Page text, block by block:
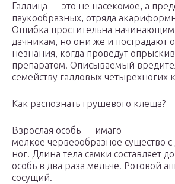
Галлица — это не насекомое, а
паукообразных, отряда
Ошибка простительна начинающим
дачникам, но они же и пострадают
незнания, когда проведут
препаратом. Описываемый
семейству галловых четырехногих
Как распознать грушевого клеща?
Взрослая особь — имаго —
мелкое червеообразное существо
ног. Длина тела самки составляет
особь в два раза мельче. Ротовой
сосущий.